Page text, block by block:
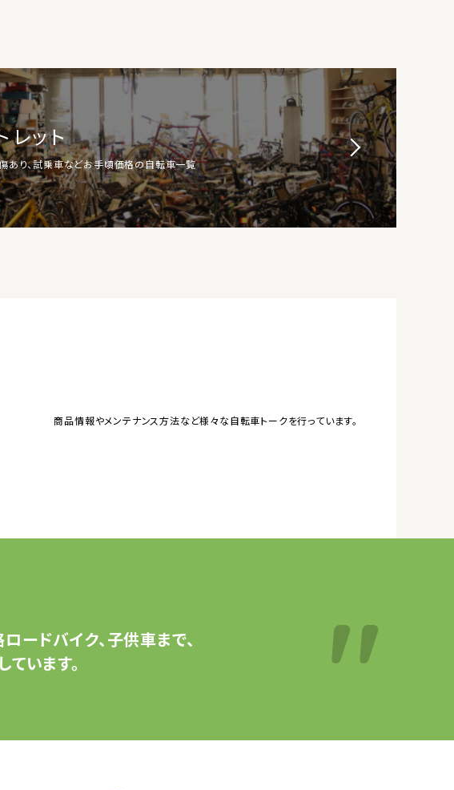
レット
あり、試乗車などお手頃価格の自転車一覧
商品情報やメンテナンス方法など様々な自転車トークを行っています。
ードバイク、子供車まで、
います。